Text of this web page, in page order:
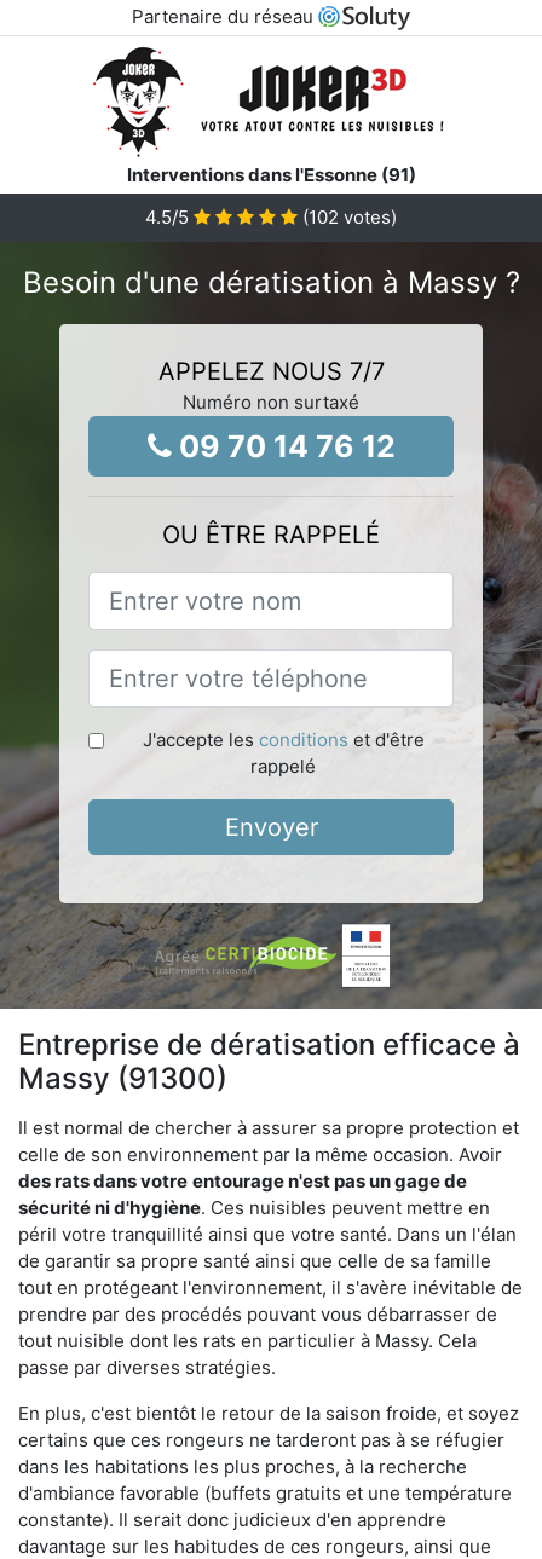
Partenaire du réseau
Interventions dans l'Essonne (91)
4.5/5 (102 votes)
Besoin d'une dératisation à Massy ?
APPELEZ NOUS 7/7
Numéro non surtaxé
09 70 14 76 12
OU ÊTRE RAPPELÉ
J'accepte les conditions et d'être
rappelé
Envoyer
Entreprise de dératisation efficace à
Massy (91300)
Il est normal de chercher à assurer sa propre protection et
celle de son environnement par la même occasion. Avoir
des rats dans votre entourage n'est pas un gage de
sécurité ni d'hygiène. Ces nuisibles peuvent mettre en
péril votre tranquillité ainsi que votre santé. Dans un l'élan
de garantir sa propre santé ainsi que celle de sa famille
tout en protégeant l'environnement, il s'avère inévitable de
prendre par des procédés pouvant vous débarrasser de
tout nuisible dont les rats en particulier à Massy. Cela
passe par diverses stratégies.
En plus, c'est bientôt le retour de la saison froide, et soyez
certains que ces rongeurs ne tarderont pas à se réfugier
dans les habitations les plus proches, à la recherche
d'ambiance favorable (buffets gratuits et une température
constante). Il serait donc judicieux d'en apprendre
davantage sur les habitudes de ces rongeurs, ainsi que